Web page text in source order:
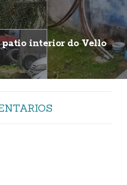
patio interior do Vello